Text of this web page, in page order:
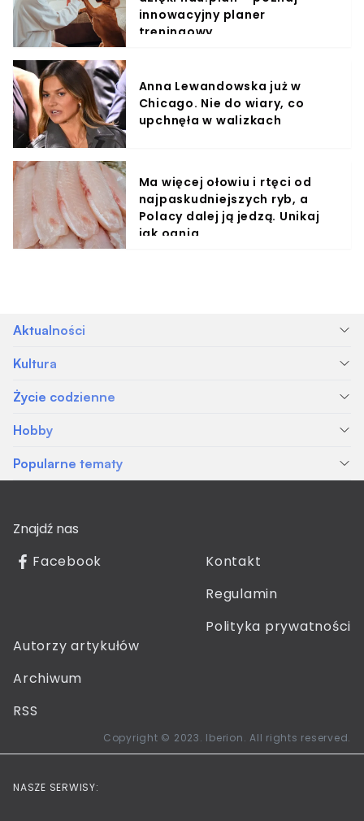
innowacyjny planer
treningowy
Anna Lewandowska już w
Chicago. Nie do wiary, co
upchnęła w walizkach
Ma więcej ołowiu i rtęci od
najpaskudniejszych ryb, a
Polacy dalej ją jedzą. Unikaj
jak ognia
Aktualności
Kultura
Życie codzienne
Hobby
Popularne tematy
Znajdź nas
Facebook
Kontakt
Regulamin
Polityka prywatności
Autorzy artykułów
Archiwum
RSS
Copyright © 2023. Iberion. All rights reserved.
NASZE SERWISY: